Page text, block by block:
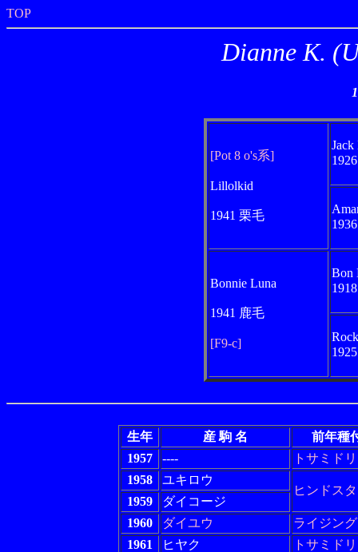
TOP
Dianne K.
[Pot 8 o's系]
Lillolkid
1941 栗毛
Bonnie Luna
1941 鹿毛
[F9-c]
Bon
生年 産 駒 名
前年種
1957
----
トサミドリ
1958
ユキロウ
ヒンドス
1959
ダイコージ
1960
ダイユウ
ライジン
1961
ヒヤク
トサミドリ